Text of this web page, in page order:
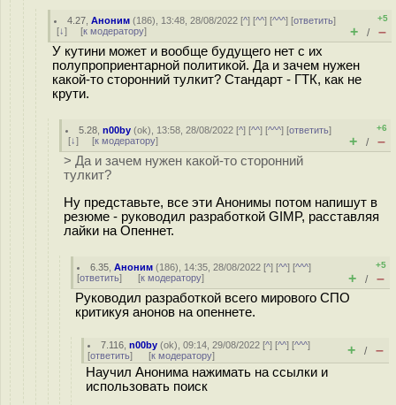
4.27 ,Аноним (186), 13:48, 28/08/2022 [^] [^^] [^^^] [ответить]
[↓] [к модератору]
+5
+ / –
У кутини может и вообще будущего нет с их
полупроприентарной политикой. Да и зачем нужен
какой-то сторонний тулкит? Стандарт - ГТК, как не
крути.
5.28 ,n00by (ok), 13:58, 28/08/2022 [^] [^^] [^^^] [ответить]
[↓] [к модератору]
+6
+ / –
> Да и зачем нужен какой-то сторонний
тулкит?
Ну представьте, все эти Анонимы потом напишут в
резюме - руководил разработкой GIMP, расставляя
лайки на Опеннет.
6.35 ,Аноним (186), 14:35, 28/08/2022 [^] [^^] [^^^]
[ответить] [к модератору]
+5
+ / –
Руководил разработкой всего мирового СПО
критикуя анонов на опеннете.
7.116 ,n00by (ok), 09:14, 29/08/2022 [^] [^^] [^^^]
[ответить] [к модератору] + / –
Научил Анонима нажимать на ссылки и
использовать поиск